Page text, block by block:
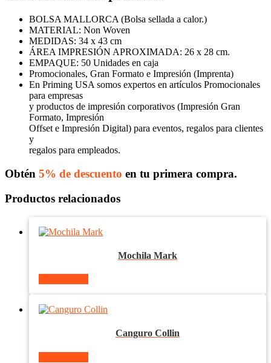
BOLSA MALLORCA (Bolsa sellada a calor.)
MATERIAL: Non Woven
MEDIDAS: 34 x 43 cm
ÁREA IMPRESIÓN APROXIMADA: 26 x 28 cm.
EMPAQUE: 50 Unidades en caja
Promocionales, Gran Formato e Impresión (Imprenta)
En Priming USA somos expertos en artículos Promocionales
para empresas
y productos de impresión corporativos (Impresión Gran
Formato, Impresión
Offset e Impresión Digital) para eventos, regalos para clientes
y
regalos para empleados.
Obtén 5% de descuento en tu primera compra.
Productos relacionados
Mochila Mark
Canguro Collin